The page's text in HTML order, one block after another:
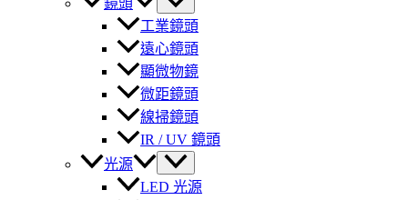
鏡頭
工業鏡頭
遠心鏡頭
顯微物鏡
微距鏡頭
線掃鏡頭
IR / UV 鏡頭
光源
LED 光源